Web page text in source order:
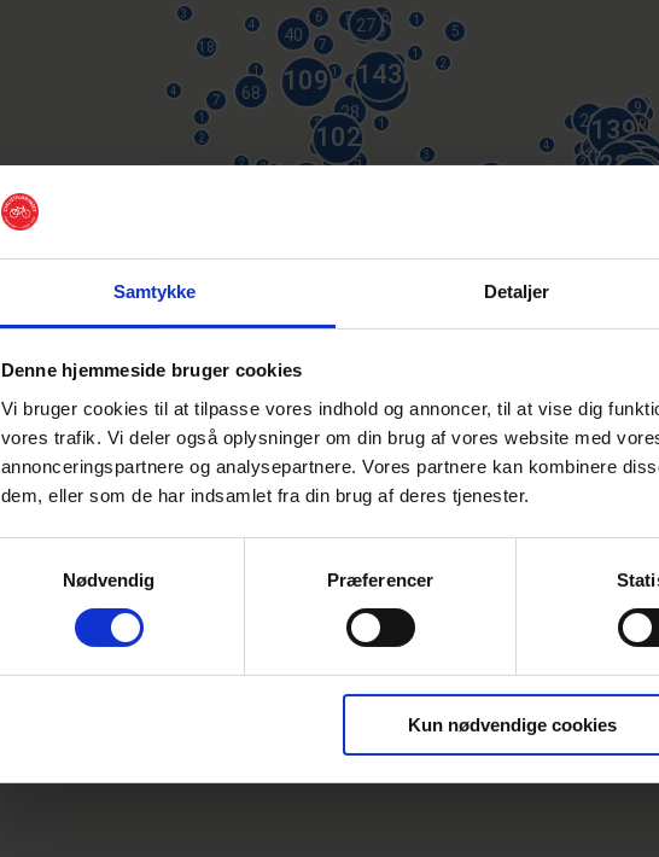
Samtykke Detaljer
Denne hjemmeside bruger cookies
Vi bruger cookies til at tilpasse vores indhold og annoncer, til at vise dig
vores trafik. Vi deler også oplysninger om din brug af vores website med
annonceringspartnere og analysepartnere. Vores partnere kan kombinere
dem, eller som de har indsamlet fra din brug af deres tjenester.
Nødvendig
Præferencer
Kun nødvendige cookies